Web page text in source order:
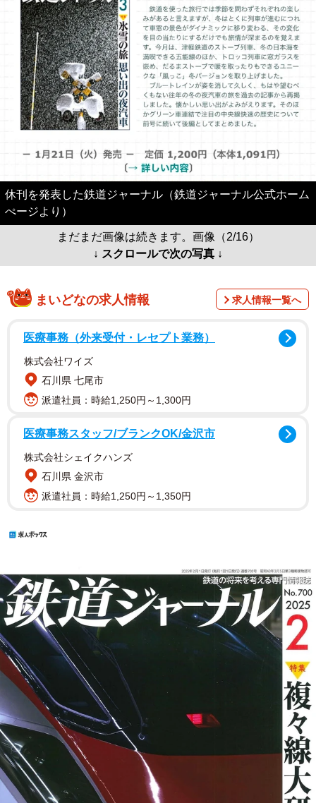
休刊を発表した鉄道ジャーナル（鉄道ジャーナル公式ホーム
ぺージより）
まだまだ画像は続きます。画像（2/16）
↓ スクロールで次の写真 ↓
まいどなの求人情報 求人情報一覧へ
医療事務（外来受付・レセプト業務）
株式会社ワイズ
石川県 七尾市
派遣社員：時給1,250円～1,300円
医療事務スタッフ/ブランクOK/金沢市
株式会社シェイクハンズ
石川県 金沢市
派遣社員：時給1,250円～1,350円